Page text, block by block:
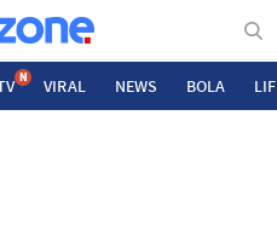
N VIRAL NEWS BOLA